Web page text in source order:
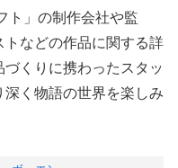
ト」の制作会社や監
などの作品に関する詳
くりに携わったスタッ
く物語の世界を楽しみ